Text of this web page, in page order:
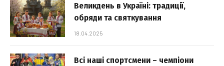
Великдень в Україні: традиції,
обряди та святкування
18.04.2025
Всі наші спортсмени – чемпіони